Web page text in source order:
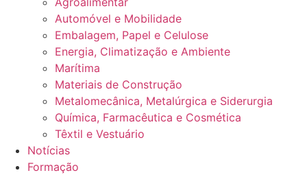
Automóvel e Mobilidade
Embalagem, Papel e Celulose
Energia, Climatização e Ambiente
Marítima
Materiais de Construção
Metalomecânica, Metalúrgica e Siderurgia
Química, Farmacêutica e Cosmética
Têxtil e Vestuário
Notícias
Formação